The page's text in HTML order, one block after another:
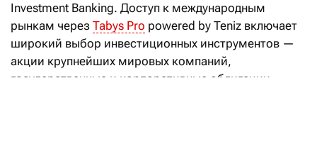
Investment Banking. Доступ к международным
рынкам через Tabys Pro powered by Teniz включает
широкий выбор инвестиционных инструментов —
акции крупнейших мировых компаний,
государственные и корпоративные облигации,